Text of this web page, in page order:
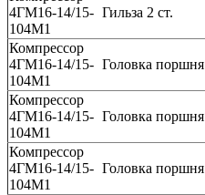
4ГМ16-14/15-
104М1
Гильза 2 ст.
Компрессор
4ГМ16-14/15-
104М1
Головка поршня
Компрессор
4ГМ16-14/15-
104М1
Головка поршня
Компрессор
4ГМ16-14/15-
104М1
Головка поршня